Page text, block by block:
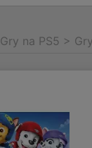
Gry na PS5 >